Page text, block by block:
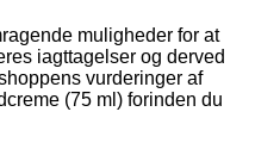
muligheder for at
iagttagelser og derved
vurderinger af
(75 ml) forinden du